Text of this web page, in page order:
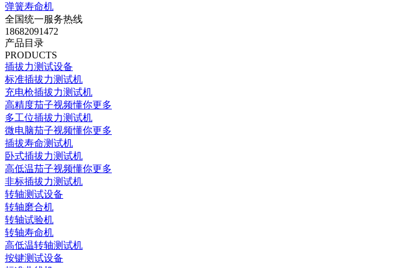
弹簧寿命机
全国统一服务热线
18682091472
产品目录
PRODUCTS
插拔力测试设备
标准插拔力测试机
充电枪插拔力测试机
高精度茄子视频懂你更多
多工位插拔力测试机
微电脑茄子视频懂你更多
插拔寿命测试机
卧式插拔力测试机
高低温茄子视频懂你更多
非标插拔力测试机
转轴测试设备
转轴磨合机
转轴试验机
转轴寿命机
高低温转轴测试机
按键测试设备